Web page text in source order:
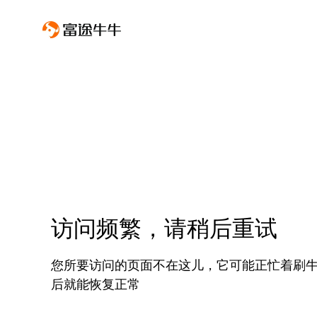
访问频繁，请稍后重试
您所要访问的页面不在这儿，它可能正忙着刷
后就能恢复正常